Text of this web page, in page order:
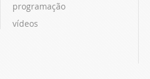
programação
vídeos